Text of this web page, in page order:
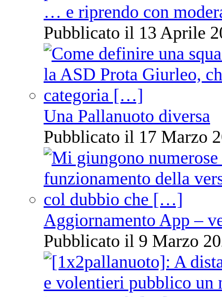
… e riprendo con
Pubblicato il 13 Aprile
Una Pallanuoto diversa
Pubblicato il 17 Marzo
Aggiornamento App –
Pubblicato il 9 Marzo